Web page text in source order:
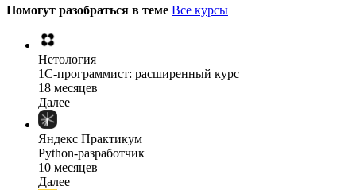
Помогут разобраться в теме Все курсы
Нетология
1C-программист: расширенный курс
18 месяцев
Далее
Яндекс Практикум
Python-разработчик
10 месяцев
Далее